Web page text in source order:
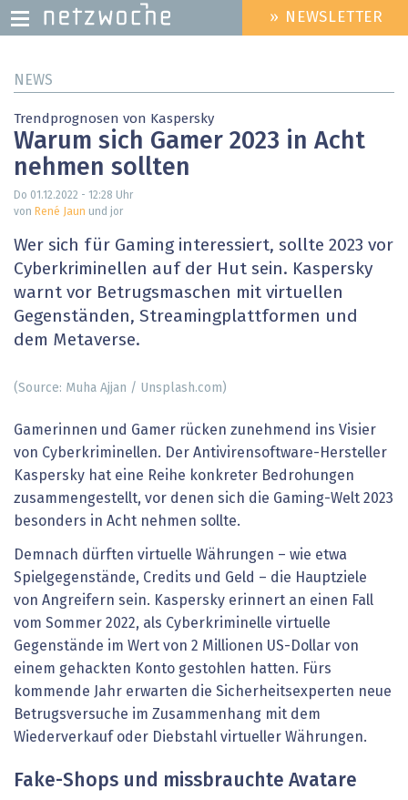
zum
HEADER
MENU
» NEWSLETTER
NEWS
Trendprognosen von Kaspersky
Warum sich Gamer 2023 in Acht
nehmen sollten
Do 01.12.2022 - 12:28 Uhr
von René Jaun und jor
Wer sich für Gaming interessiert, sollte 2023 vor
Cyberkriminellen auf der Hut sein. Kaspersky
warnt vor Betrugsmaschen mit virtuellen
Gegenständen, Streamingplattformen und
dem Metaverse.
(Source: Muha Ajjan / Unsplash.com)
Gamerinnen und Gamer rücken zunehmend ins Visier
von Cyberkriminellen. Der Antivirensoftware-Hersteller
Kaspersky hat eine Reihe konkreter Bedrohungen
zusammengestellt, vor denen sich die Gaming-Welt 2023
besonders in Acht nehmen sollte.
Demnach dürften virtuelle Währungen – wie etwa
Spielgegenstände, Credits und Geld – die Hauptziele
von Angreifern sein. Kaspersky erinnert an einen Fall
vom Sommer 2022, als Cyberkriminelle virtuelle
Gegenstände im Wert von 2 Millionen US-Dollar von
einem gehackten Konto gestohlen hatten. Fürs
kommende Jahr erwarten die Sicherheitsexperten neue
Betrugsversuche im Zusammenhang mit dem
Wiederverkauf oder Diebstahl virtueller Währungen.
Fake-Shops und missbrauchte Avatare